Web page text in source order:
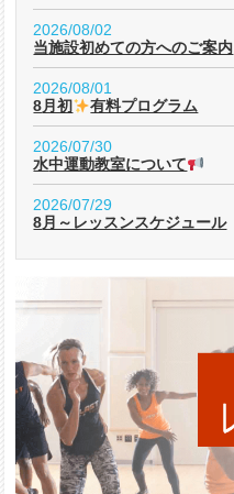
2026/08/02
当施設初めての方へのご案内
2026/08/01
8月初
有料プログラム
2026/07/30
水中運動教室について
2026/07/29
8月～レッスンスケジュール